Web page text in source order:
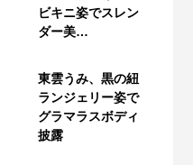
ビキニ姿でスレン
ダー美…
東雲うみ、黒の紐
ランジェリー姿で
グラマラスボディ
披露